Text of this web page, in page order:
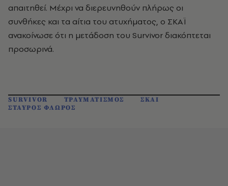
απαιτηθεί. Μέχρι να διερευνηθούν πλήρως οι
συνθήκες και τα αίτια του ατυχήματος, ο ΣΚΑΪ
ανακοίνωσε ότι η μετάδοση του Survivor διακόπτεται
προσωρινά.
SURVIVOR ΤΡΑΥΜΑΤΙΣΜΟΣ
ΣΚΑΙ
ΣΤΑΥΡΟΣ ΦΛΩΡΟΣ